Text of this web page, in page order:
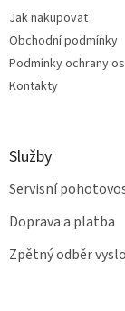
Jak nakupovat
Obchodní podmínky
Podmínky ochrany
Kontakty
Služby
Servisní
Doprava a platba
Zpětný odběr